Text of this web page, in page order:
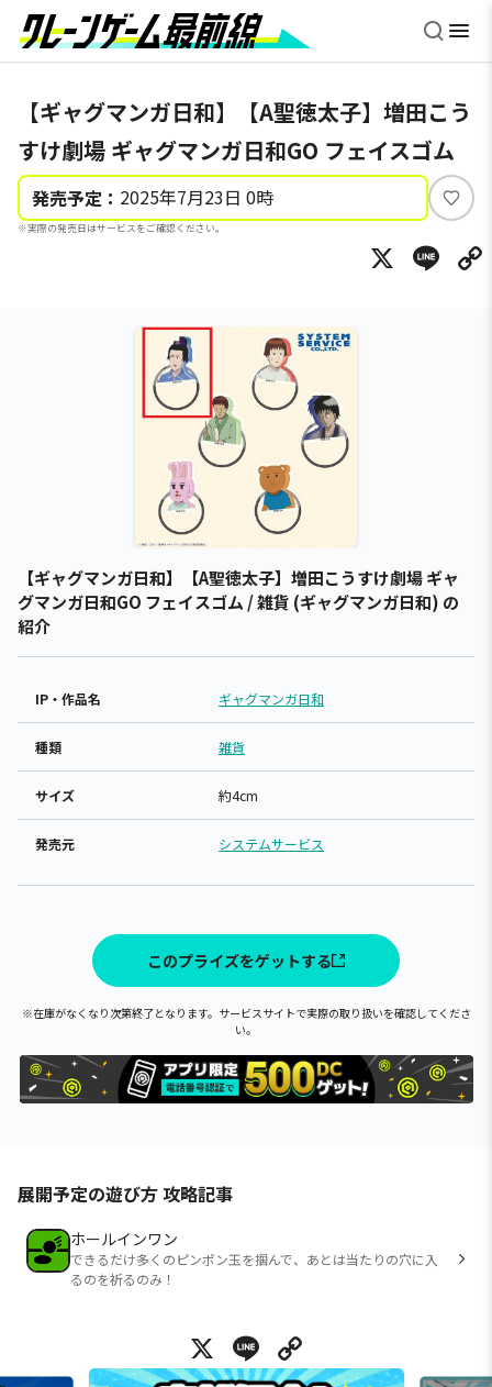
【ギャグマンガ日和】【A聖徳太子】増田こう
すけ劇場 ギャグマンガ日和GO フェイスゴム
発売予定： 2025年7月23日 0時
※実際の発売日はサービスをご確認ください。
い
ね
X
【ギャグマンガ日和】【A聖徳太子】増田こうすけ劇場 ギャ
グマンガ日和GO フェイスゴム / 雑貨 (ギャグマンガ日和) の
紹介
IP・作品名 ギャグマンガ日和
種類 雑貨
サイズ 約4cm
発売元 システムサービス
このプライズをゲットする
※在庫がなくなり次第終了となります。サービスサイトで実際の取り扱いを確認してくださ
い。
展開予定の遊び方 攻略記事
ホールインワン
できるだけ多くのピンポン玉を掴んで、あとは当たりの穴に入
るのを祈るのみ！
X Line